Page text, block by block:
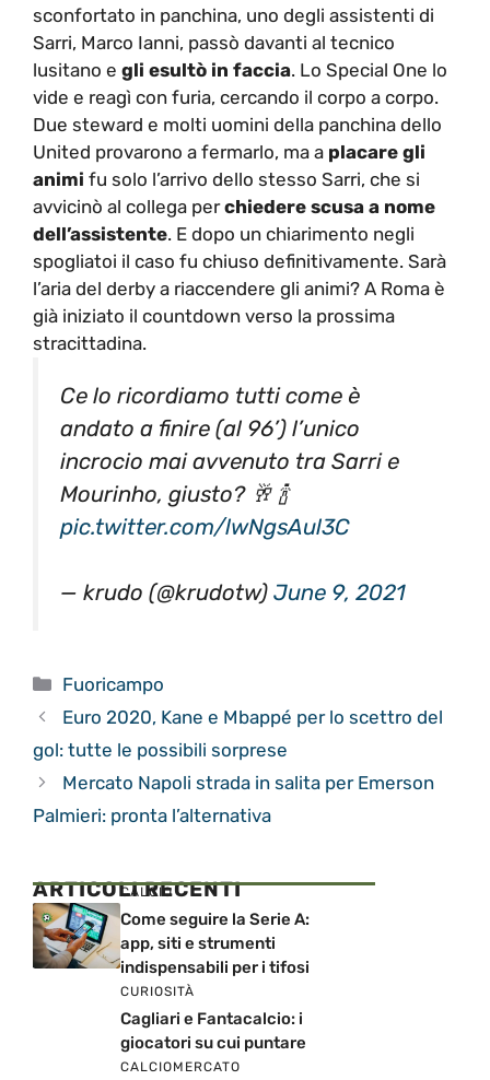
sconfortato in panchina, uno degli assistenti di
Sarri, Marco Ianni, passò davanti al tecnico
lusitano e gli esultò in faccia. Lo Special One lo
vide e reagì con furia, cercando il corpo a corpo.
Due steward e molti uomini della panchina dello
United provarono a fermarlo, ma a placare gli
animi fu solo l’arrivo dello stesso Sarri, che si
avvicinò al collega perchiedere scusa a nome
dell’assistente. E dopo un chiarimento negli
spogliatoi il caso fu chiuso definitivamente. Sarà
l’aria del derby a riaccendere gli animi? A Roma è
già iniziato il countdown verso la prossima
stracittadina.
Ce lo ricordiamo tutti come è
andato a finire (al 96’) l’unico
incrocio mai avvenuto tra Sarri e
Mourinho, giusto? 🥂 🍾
pic.twitter.com/lwNgsAul3C
— krudo (@krudotw) June 9, 2021
Categorie
Fuoricampo
Euro 2020, Kane e Mbappé per lo scettro del
gol: tutte le possibili sorprese
Mercato Napoli strada in salita per Emerson
Palmieri: pronta l’alternativa
ARTICOLI RECENTI
CALCIO
Come seguire la Serie A:
app, siti e strumenti
indispensabili per i tifosi
CURIOSITÀ
Cagliari e Fantacalcio: i
giocatori su cui puntare
CALCIOMERCATO